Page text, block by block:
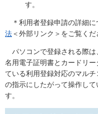
す。
＊利用者登録申請の詳細に
法＜外部リンク＞ をご覧くだ
パソコンで登録される際は
名用電子証明書とカードリ
ている利用登録対応のマル
の指示にしたがって操作し
す。